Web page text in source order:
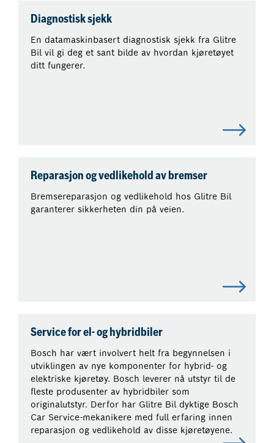
Diagnostisk sjekk
En datamaskinbasert diagnostisk sjekk fra Glitre
Bil vil gi deg et sant bilde av hvordan kjøretøyet
ditt fungerer.
Reparasjon og vedlikehold av bremser
Bremsereparasjon og vedlikehold hos Glitre Bil
garanterer sikkerheten din på veien.
Service for el- og hybridbiler
Bosch har vært involvert helt fra begynnelsen i
utviklingen av nye komponenter for hybrid- og
elektriske kjøretøy. Bosch leverer nå utstyr til de
fleste produsenter av hybridbiler som
originalutstyr. Derfor har Glitre Bil dyktige Bosch
Car Service-mekanikere med full erfaring innen
reparasjon og vedlikehold av disse kjøretøyene.